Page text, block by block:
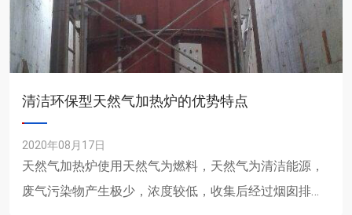
清洁环保型天然气加热炉的优势特点
2020年08月17日
天然气加热炉使用天然气为燃料，天然气为清洁能源，
废气污染物产生极少，浓度较低，收集后经过烟囱排